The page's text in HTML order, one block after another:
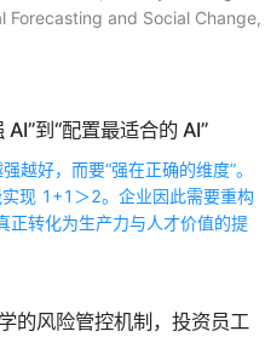
and Social Change,
到“配置最适合的 AI”
越好，而要“强在正确的维度”。
现 1+1＞2。企业因此需要重构
正转化为生产力与人才价值的提
的风险管控机制，投资员工